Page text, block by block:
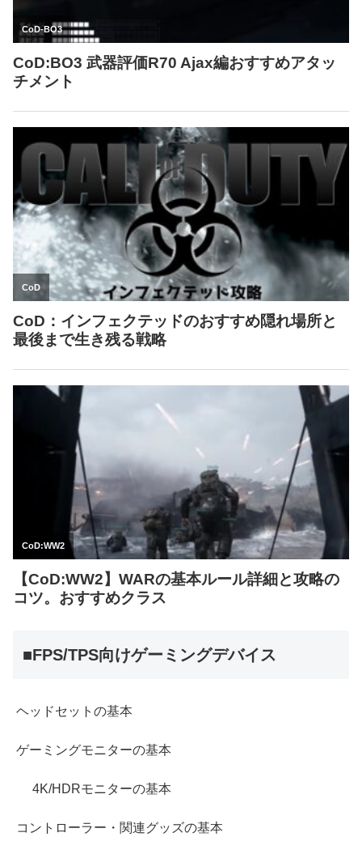
■FPS/TPS向けゲーミングデバイス
ヘッドセットの基本
ゲーミングモニターの基本
4K/HDRモニターの基本
コントローラー・関連グッズの基本